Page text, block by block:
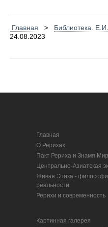
Главная > Библиотека.
24.08.2023
Главная
О Рерихах
Пакт Рериха и Знамя
Центрально-Азиатская
Живая Этика -
реальности
Рерихи и современность
Картинная галерея